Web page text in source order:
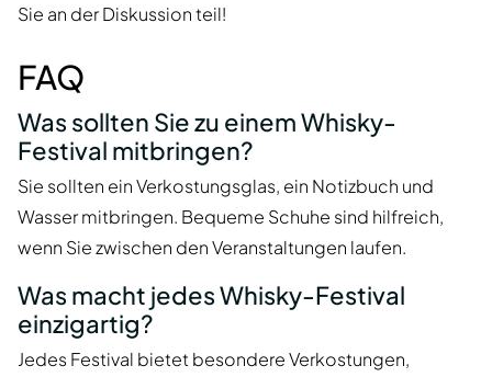
Sie an der Diskussion teil!
FAQ
Was sollten Sie zu einem Whisky-
Festival mitbringen?
Sie sollten ein Verkostungsglas, ein Notizbuch und
Wasser mitbringen. Bequeme Schuhe sind hilfreich,
wenn Sie zwischen den Veranstaltungen laufen.
Was macht jedes Whisky-Festival
einzigartig?
Jedes Festival bietet besondere Verkostungen,